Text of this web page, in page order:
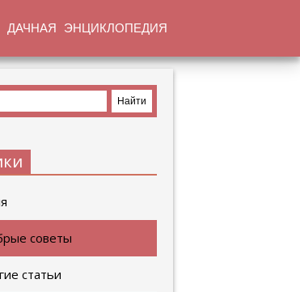
ДАЧНАЯ ЭНЦИКЛОПЕДИЯ
советы
статьи